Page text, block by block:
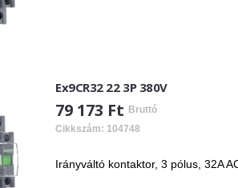
Ex9CR32 22 3P 380V
79 173 Ft Bruttó
Cikkszám: 104748
Irányváltó kontaktor, 3 pólus, 32A